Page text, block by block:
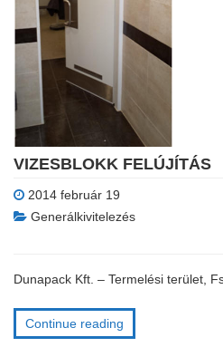
VIZESBLOKK FELÚJÍTÁS
2014 február 19
Generálkivitelezés
Dunapack Kft. – Termelési terület,
Continue reading